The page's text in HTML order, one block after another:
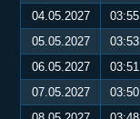
04.05.2027
03:55
05.05.2027
03:53
06.05.2027
03:51
07.05.2027
03:50